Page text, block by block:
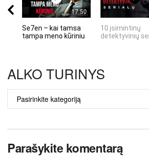
17:50
Se7en – kai tamsa
tampa meno kūriniu
10 įsimintinų
detektyvinių
ALKO TURINYS
ALKO
TURINYS
Parašykite komentarą